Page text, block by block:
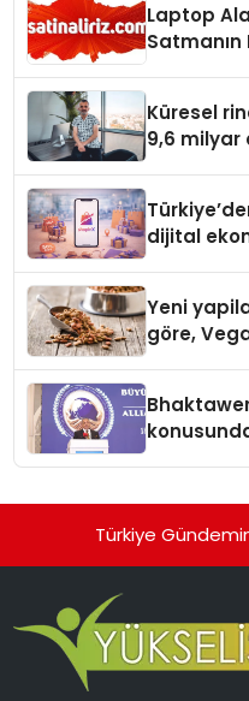
Laptop
Satmanın
Küresel
9,6 milyar
dijital
Yeni
göre,
Türkiye